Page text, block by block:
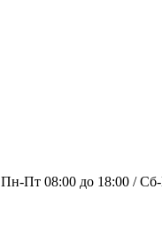
Пн-Пт 08:00 до 18:00 /